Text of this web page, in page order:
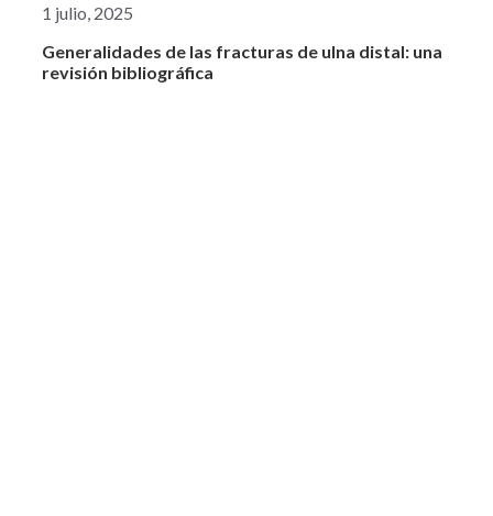
1 julio, 2025
Generalidades de las fracturas de ulna distal: una
revisión bibliográfica